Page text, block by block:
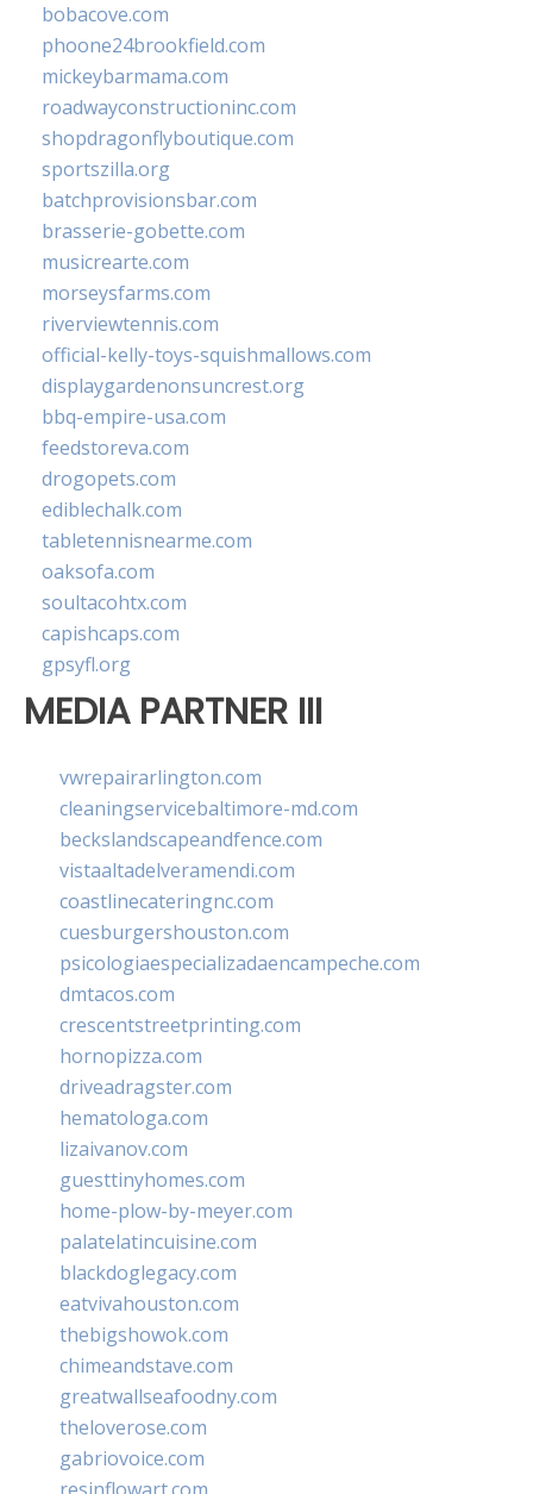
bobacove.com
phoone24brookfield.com
mickeybarmama.com
roadwayconstructioninc.com
shopdragonflyboutique.com
sportszilla.org
batchprovisionsbar.com
brasserie-gobette.com
musicrearte.com
morseysfarms.com
riverviewtennis.com
official-kelly-toys-squishmallows.com
displaygardenonsuncrest.org
bbq-empire-usa.com
feedstoreva.com
drogopets.com
ediblechalk.com
tabletennisnearme.com
oaksofa.com
soultacohtx.com
capishcaps.com
gpsyfl.org
MEDIA PARTNER III
vwrepairarlington.com
cleaningservicebaltimore-md.com
beckslandscapeandfence.com
vistaaltadelveramendi.com
coastlinecateringnc.com
cuesburgershouston.com
psicologiaespecializadaencampeche.com
dmtacos.com
crescentstreetprinting.com
hornopizza.com
driveadragster.com
hematologa.com
lizaivanov.com
guesttinyhomes.com
home-plow-by-meyer.com
palatelatincuisine.com
blackdoglegacy.com
eatvivahouston.com
thebigshowok.com
chimeandstave.com
greatwallseafoodny.com
theloverose.com
gabriovoice.com